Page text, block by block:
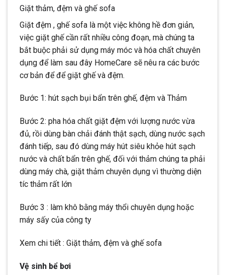
Giặt thảm, đệm và ghế sofa
Giặt đệm , ghế sofa là một việc không hề đơn giản,
việc giặt ghế cần rất nhiều công đoạn, mà chúng ta
bắt buộc phải sử dụng máy móc và hóa chất chuyên
dụng để làm sau đây HomeCare sẽ nêu ra các bước
cơ bản để để giặt ghế và đệm.
Bước 1: hút sạch bụi bẩn trên ghế, đệm và Thảm
Bước 2: pha hóa chất giặt đệm với lượng nước vừa
đủ, rồi dùng bàn chải đánh thật sạch, dùng nước sạch
đánh tiếp, sau đó dùng máy hút siêu khỏe hút sạch
nước và chất bẩn trên ghế, đối với thảm chúng ta phải
dùng máy chà, giặt thảm chuyên dụng vì thường diện
tíc thảm rất lớn
Bước 3 : làm khô bằng máy thổi chuyên dụng hoặc
máy sấy của công ty
Xem chi tiết : Giặt thảm, đệm và ghế sofa
Vệ sinh bể bơi